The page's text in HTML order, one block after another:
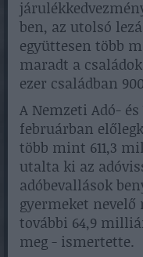
ben, az utolsó
együttesen több
maradt a
ezer családban
A Nemzeti Adó-
februárban
több mint 611,3
utalta ki az
adóbevallások
gyermeket nevelő
további 64,9
meg - ismertette.